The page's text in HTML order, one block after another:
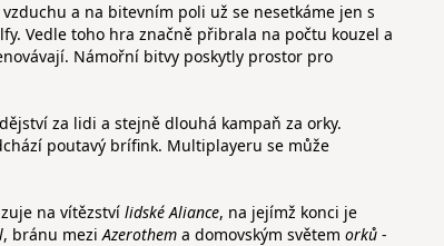
a na bitevním poli už se nesetkáme jen s
Vedle toho hra značně přibrala na počtu kouzel a
Námořní bitvy poskytly prostor pro
za lidi a stejně dlouhá kampaň za orky.
poutavý brífink. Multiplayeru se může
na vítězství lidské Aliance, na jejímž konci je
, bránu meziAzerothem a domovským světem orků -